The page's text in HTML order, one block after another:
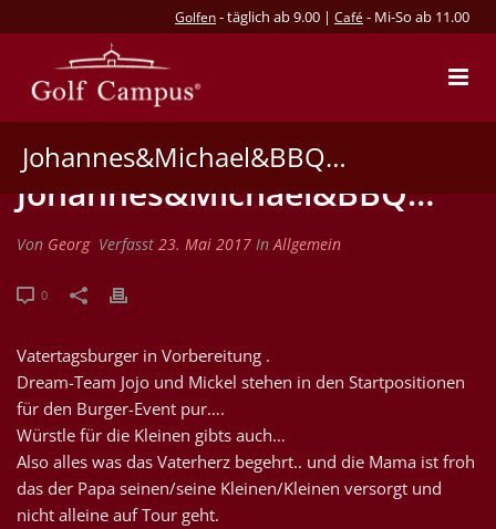
Golfen- täglich ab 9.00 | Café - Mi-So ab 11.00
Johannes&Michael&BBQ…
Johannes&Michael&BBQ…
Von Georg Verfasst 23. Mai 2017 InAllgemein
0
Vatertagsburger in Vorbereitung .
Dream-Team Jojo und Mickel stehen in den Startpositionen
für den Burger-Event pur….
Würstle für die Kleinen gibts auch…
Also alles was das Vaterherz begehrt.. und die Mama ist froh
das der Papa seinen/seine Kleinen/Kleinen versorgt und
nicht alleine auf Tour geht.